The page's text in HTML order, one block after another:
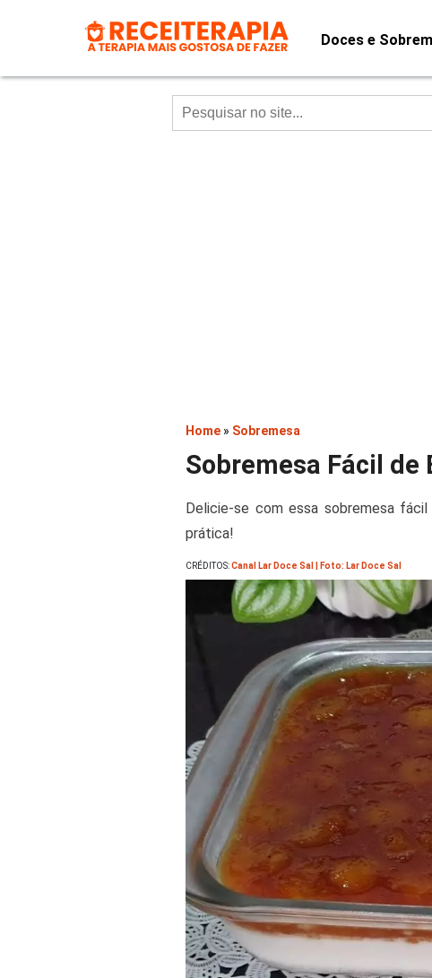
Doces e
Home » Sobremesa
Sobremesa Fácil de
Delicie-se com essa sobremesa
prática!
CRÉDITOS:Canal Lar Doce Sal | Foto: Lar Doce Sal